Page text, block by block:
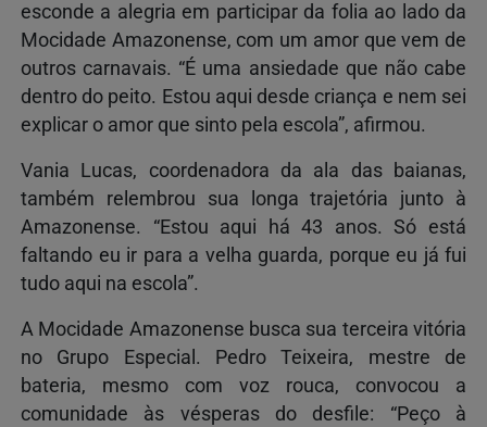
esconde a alegria em participar da folia ao lado da
Mocidade Amazonense, com um amor que vem de
outros carnavais. “É uma ansiedade que não cabe
dentro do peito. Estou aqui desde criança e nem sei
explicar o amor que sinto pela escola”, afirmou.
Vania Lucas, coordenadora da ala das baianas,
também relembrou sua longa trajetória junto à
Amazonense. “Estou aqui há 43 anos. Só está
faltando eu ir para a velha guarda, porque eu já fui
tudo aqui na escola”.
A Mocidade Amazonense busca sua terceira vitória
no Grupo Especial. Pedro Teixeira, mestre de
bateria, mesmo com voz rouca, convocou a
comunidade às vésperas do desfile: “Peço à